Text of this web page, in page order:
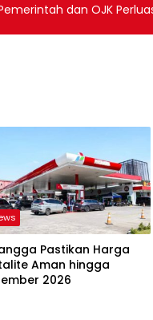
dan OJK
Pastikan Harga
Aman hingga
2026